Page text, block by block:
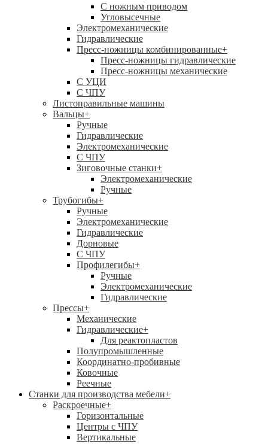
С ножным приводом
Угловысечные
Электромеханические
Гидравлические
Пресс-ножницы комбинированные+
Пресс-ножницы гидравлические
Пресс-ножницы механические
С УЦИ
С ЧПУ
Листоправильные машины
Вальцы+
Ручные
Гидравлические
Электромеханические
С ЧПУ
Зиговочные станки+
Электромеханические
Ручные
Трубогибы+
Ручные
Электромеханические
Гидравлические
Дорновые
С ЧПУ
Профилегибы+
Ручные
Электромеханические
Гидравлические
Прессы+
Механические
Гидравлические+
Для реактопластов
Полупромышленные
Координатно-пробивные
Ковочные
Реечные
Станки для производства мебели+
Раскроечные+
Горизонтальные
Центры с ЧПУ
Вертикальные